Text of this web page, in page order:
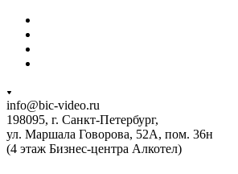
info@bic-video.ru
198095, г. Санкт-Петербург,
ул. Маршала Говорова, 52А, пом. 36н
(4 этаж Бизнес-центра Алкотел)